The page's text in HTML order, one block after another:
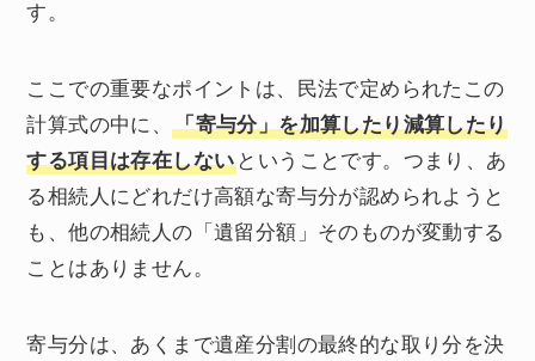
す。
ここでの重要なポイントは、民法で定められたこの
計算式の中に、「寄与分」を加算したり減算したり
する項目は存在しない ということです。つまり、あ
る相続人にどれだけ高額な寄与分が認められようと
も、他の相続人の「遺留分額」そのものが変動する
ことはありません。
寄与分は、あくまで遺産分割の最終的な取り分を決